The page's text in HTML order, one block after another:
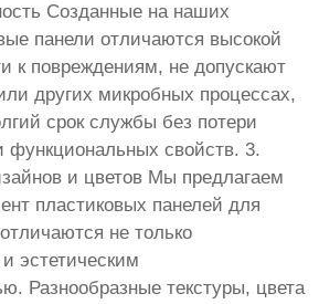
Созданные на наших
панели отличаются высокой
к повреждениям, не допускают
других микробных процессах,
срок службы без потери
функциональных свойств. 3.
и цветов Мы предлагаем
пластиковых панелей для
не только
эстетическим
Разнообразные текстуры, цвета